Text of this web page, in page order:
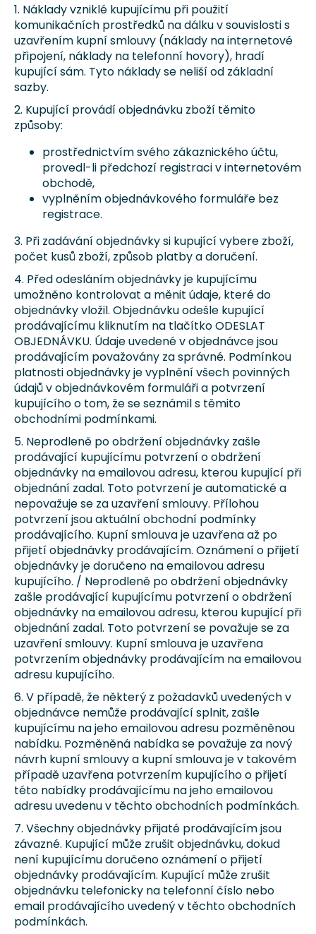
1. Náklady vzniklé kupujícímu při použití
komunikačních prostředků na dálku v souvislosti s
uzavřením kupní smlouvy (náklady na internetové
připojení, náklady na telefonní hovory), hradí
kupující sám. Tyto náklady se neliší od základní
sazby.
2. Kupující provádí objednávku zboží těmito
způsoby:
prostřednictvím svého zákaznického účtu,
provedl-li předchozí registraci v internetovém
obchodě,
vyplněním objednávkového formuláře bez
registrace.
3. Při zadávání objednávky si kupující vybere zboží,
počet kusů zboží, způsob platby a doručení.
4. Před odesláním objednávky je kupujícímu
umožněno kontrolovat a měnit údaje, které do
objednávky vložil. Objednávku odešle kupující
prodávajícímu kliknutím na tlačítko ODESLAT
OBJEDNÁVKU. Údaje uvedené v objednávce jsou
prodávajícím považovány za správné. Podmínkou
platnosti objednávky je vyplnění všech povinných
údajů v objednávkovém formuláři a potvrzení
kupujícího o tom, že se seznámil s těmito
obchodními podmínkami.
5. Neprodleně po obdržení objednávky zašle
prodávající kupujícímu potvrzení o obdržení
objednávky na emailovou adresu, kterou kupující při
objednání zadal. Toto potvrzení je automatické a
nepovažuje se za uzavření smlouvy. Přílohou
potvrzení jsou aktuální obchodní podmínky
prodávajícího. Kupní smlouva je uzavřena až po
přijetí objednávky prodávajícím. Oznámení o přijetí
objednávky je doručeno na emailovou adresu
kupujícího. / Neprodleně po obdržení objednávky
zašle prodávající kupujícímu potvrzení o obdržení
objednávky na emailovou adresu, kterou kupující při
objednání zadal. Toto potvrzení se považuje se za
uzavření smlouvy. Kupní smlouva je uzavřena
potvrzením objednávky prodávajícím na emailovou
adresu kupujícího.
6. V případě, že některý z požadavků uvedených v
objednávce nemůže prodávající splnit, zašle
kupujícímu na jeho emailovou adresu pozměněnou
nabídku. Pozměněná nabídka se považuje za nový
návrh kupní smlouvy a kupní smlouva je v takovém
případě uzavřena potvrzením kupujícího o přijetí
této nabídky prodávajícímu na jeho emailovou
adresu uvedenu v těchto obchodních podmínkách.
7. Všechny objednávky přijaté prodávajícím jsou
závazné. Kupující může zrušit objednávku, dokud
není kupujícímu doručeno oznámení o přijetí
objednávky prodávajícím. Kupující může zrušit
objednávku telefonicky na telefonní číslo nebo
email prodávajícího uvedený v těchto obchodních
podmínkách.